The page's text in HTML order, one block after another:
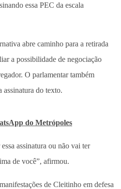
essa PEC da escala
abre caminho para a retirada
a possibilidade de negociação
O parlamentar também
do texto.
do Metrópoles
assinatura ou não vai ter
de você”, afirmou.
de Cleitinho em defesa